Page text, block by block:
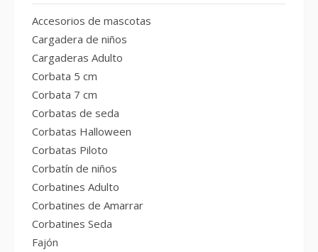
Accesorios de mascotas
Cargadera de niños
Cargaderas Adulto
Corbata 5 cm
Corbata 7 cm
Corbatas de seda
Corbatas Halloween
Corbatas Piloto
Corbatín de niños
Corbatines Adulto
Corbatines de Amarrar
Corbatines Seda
Fajón